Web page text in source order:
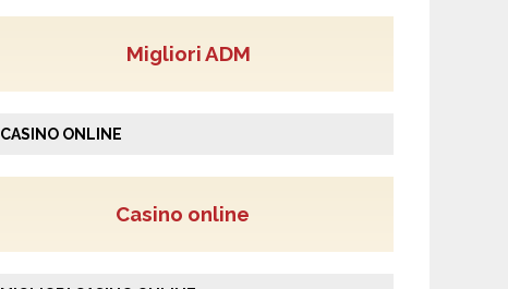
Migliori ADM
CASINO ONLINE
Casino online